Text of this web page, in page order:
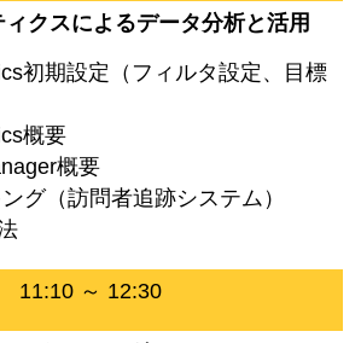
クスによるデータ分析と活用
初期設定（フィルタ設定、目標
概要
概要
グ（訪問者追跡システム）
11:10 ～ 12:30